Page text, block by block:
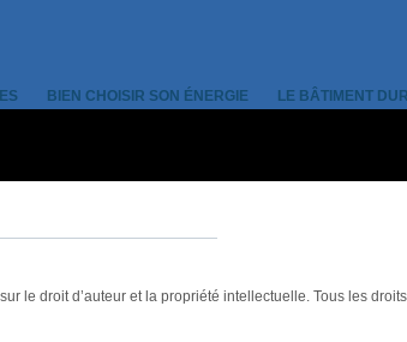
BIEN CHOISIR SON ÉNERGIE LE BÂTIMENT
le droit d’auteur et la propriété intellectuelle. Tous les